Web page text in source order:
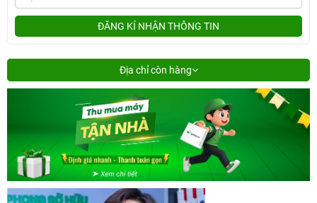
ĐĂNG KÍ NHẬN THÔNG TIN
Địa chỉ còn hàng